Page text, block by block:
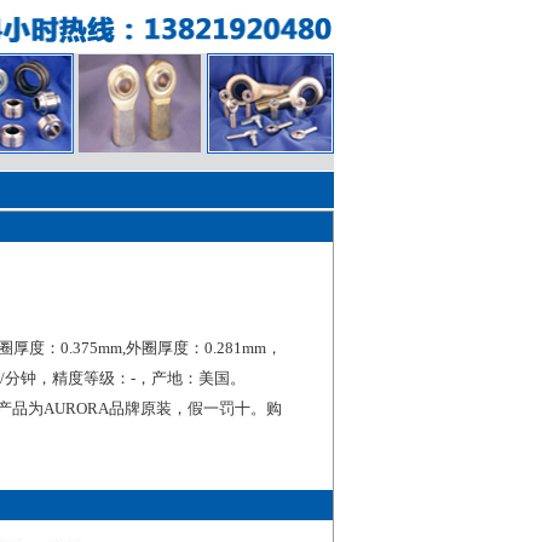
度：0.375mm,外圈厚度：0.281mm，
钟，精度等级：-，产地：美国。
品为AURORA品牌原装，假一罚十。购